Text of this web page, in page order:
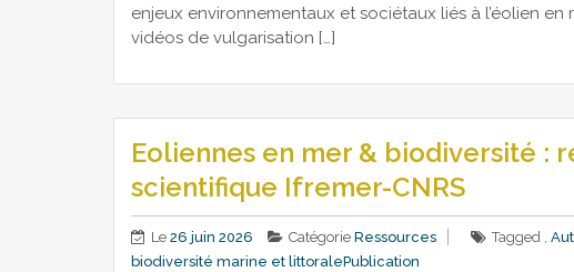
enjeux environnementaux et sociétaux liés à l’éolien
vidéos de vulgarisation […]
Eoliennes en mer & biodiversité :
scientifique Ifremer-CNRS
Le 26 juin 2026 Catégorie Ressources Tagged ,
biodiversité marine et littoralePublication